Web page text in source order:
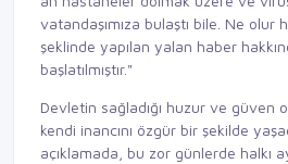
vatandaşımıza bulaştı bile. Ne olur
şeklinde yapılan yalan haber
başlatılmıştır."
Devletin sağladığı huzur ve güven
kendi inancını özgür bir şekilde
açıklamada, bu zor günlerde halkı